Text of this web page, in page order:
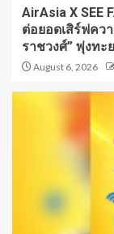
AirAsia X SEE
ต่อยอดเสิร์ฟคว
ราชวงศ์” พุ่งท
August 6, 2026